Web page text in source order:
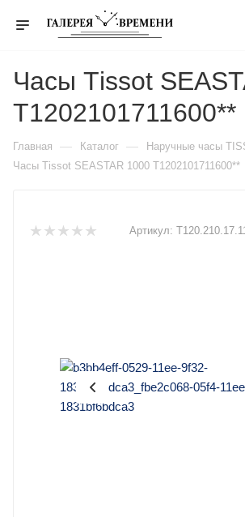
Часы Тissot
T1202101711600**
Главная — Каталог — Наручные часы
Часы Тissot SEASTAR 1000 T1202101711600**
Артикул: